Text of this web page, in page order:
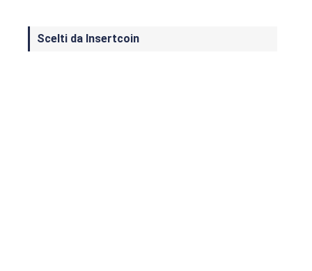
Scelti da Insertcoin